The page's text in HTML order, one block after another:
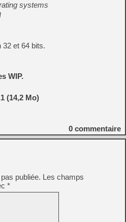
systems
32 et 64 bits.
WIP.
(14,2 Mo)
0 commentaire
publiée. Les champs
*